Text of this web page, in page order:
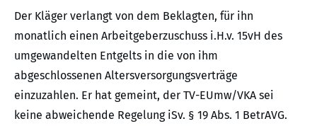
Der Kläger verlangt von dem Beklagten, für ihn
monatlich einen Arbeitgeberzuschuss i.H.v. 15vH des
umgewandelten Entgelts in die von ihm
abgeschlossenen Altersversorgungsverträge
einzuzahlen. Er hat gemeint, der TV-EUmw/VKA sei
keine abweichende Regelung iSv. § 19 Abs. 1 BetrAVG.